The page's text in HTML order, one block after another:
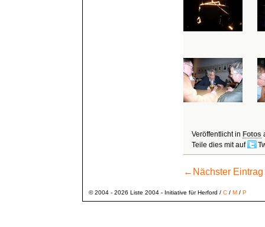
Veröffentlicht in Fotos
Teile dies mit auf
← Nächster Eintrag
© 2004 - 2026 Liste 2004 - Initiative für Herford / C/ M/ P